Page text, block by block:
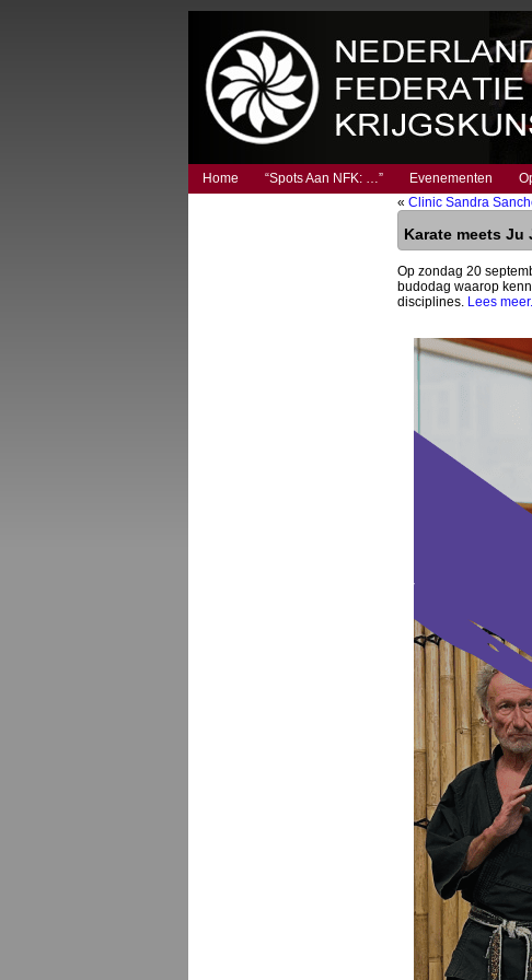
Home “Spots Aan NFK: …” Evenementen
« Clinic Sandra
Karate meets Ju
Op zondag 20
budodag waarop
disciplines. Lees meer.